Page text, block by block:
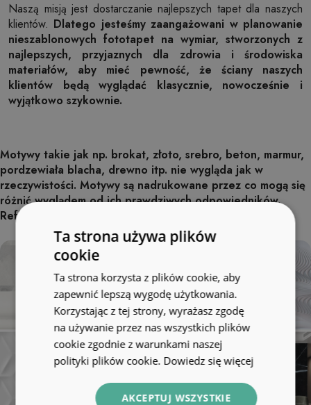
Naszą misją jest dostarczanie najlepszych tapet dla naszych
klientów. Dlatego jesteśmy zaangażowani w planowanie
nieszablonowych fototapet na wymiar, stworzonych z
najlepszych, przyjaznych dla zdrowia i środowiska
materiałów, aby mieć pewność, że ściany naszych
klientów będą wyglądać klasycznie, nowocześnie i
wyjątkowo szykownie.
Motywy takie jak np. brokat, złoto, srebro, beton, marmur,
pordzewiała blacha, drewno itp. nie wygląda jak w
rzeczywistości. Motywy są nadrukowane przez co mogą się
różnić wyglądem od ich prawdziwych odpowiedników.
Refleksy światła nie są elementami grafiki.
Ta strona używa plików
cookie
Ta strona korzysta z plików cookie, aby
zapewnić lepszą wygodę użytkowania.
Korzystając z tej strony, wyrażasz zgodę
na używanie przez nas wszystkich plików
cookie zgodnie z warunkami naszej
polityki plików cookie. Dowiedz się więcej
AKCEPTUJ WSZYSTKIE